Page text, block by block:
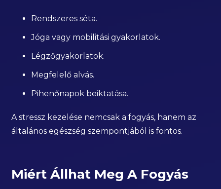
Rendszeres séta.
Jóga vagy mobilitási gyakorlatok.
Légzőgyakorlatok.
Megfelelő alvás.
Pihenőnapok beiktatása.
A stressz kezelése nemcsak a fogyás, hanem az
általános egészség szempontjából is fontos.
Miért Állhat Meg A Fogyás